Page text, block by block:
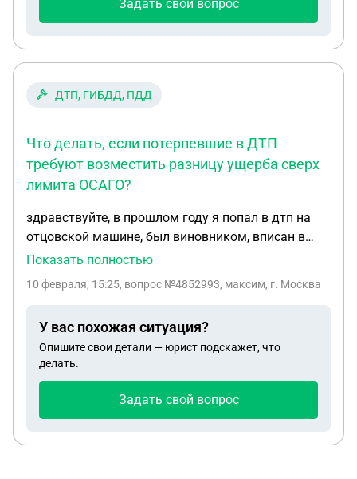
Задать свой вопрос
ДТП, ГИБДД, ПДД
Что делать, если потерпевшие в ДТП
требуют возместить разницу ущерба сверх
лимита ОСАГО?
здравствуйте, в прошлом году я попал в дтп на
отцовской машине, был виновником, вписан в
осаго, права есть, потерпевшая сторона сделала
180 тыс, через две недели сделали ещё
страховка выплатила ещё 220 тыс, требуют
возместить 600 тыс, подают в суд, я студент,
заработка нет, из имущества только машина
взыскивать сумму ущерба с меня?
Показать полностью
10 февраля, 15:25, вопрос №4852993, максим, г. Москва
У вас похожая ситуация?
Опишите свои детали — юрист подскажет, что
делать.
Задать свой вопрос